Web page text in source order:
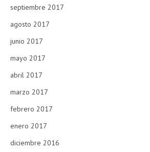
septiembre 2017
agosto 2017
junio 2017
mayo 2017
abril 2017
marzo 2017
febrero 2017
enero 2017
diciembre 2016